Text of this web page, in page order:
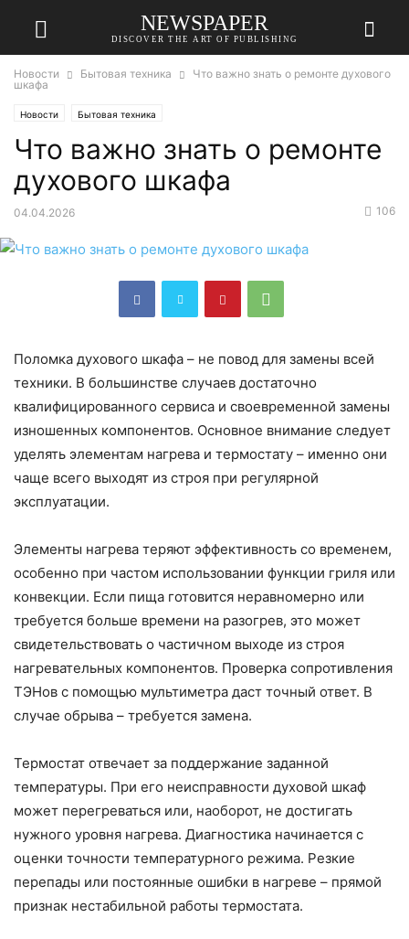
NEWSPAPER
DISCOVER THE ART OF PUBLISHING
Новости Бытовая техника
Что важно знать о ремонте духового
шкафа
Новости Бытовая техника
Что важно знать о ремонте
духового шкафа
04.04.2026 106
Поломка духового шкафа – не повод для замены всей
техники. В большинстве случаев достаточно
квалифицированного сервиса и своевременной замены
изношенных компонентов. Основное внимание следует
уделять элементам нагрева и термостату – именно они
чаще всего выходят из строя при регулярной
эксплуатации.
Элементы нагрева теряют эффективность со временем,
особенно при частом использовании функции гриля или
конвекции. Если пища готовится неравномерно или
требуется больше времени на разогрев, это может
свидетельствовать о частичном выходе из строя
нагревательных компонентов. Проверка сопротивления
ТЭНов с помощью мультиметра даст точный ответ. В
случае обрыва – требуется замена.
Термостат отвечает за поддержание заданной
температуры. При его неисправности духовой шкаф
может перегреваться или, наоборот, не достигать
нужного уровня нагрева. Диагностика начинается с
оценки точности температурного режима. Резкие
перепады или постоянные ошибки в нагреве – прямой
признак нестабильной работы термостата.